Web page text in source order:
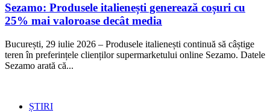
Sezamo: Produsele italienești generează coșuri cu
25% mai valoroase decât media
București, 29 iulie 2026 – Produsele italienești continuă să câștige
teren în preferințele clienților supermarketului online Sezamo. Datele
Sezamo arată că...
ȘTIRI